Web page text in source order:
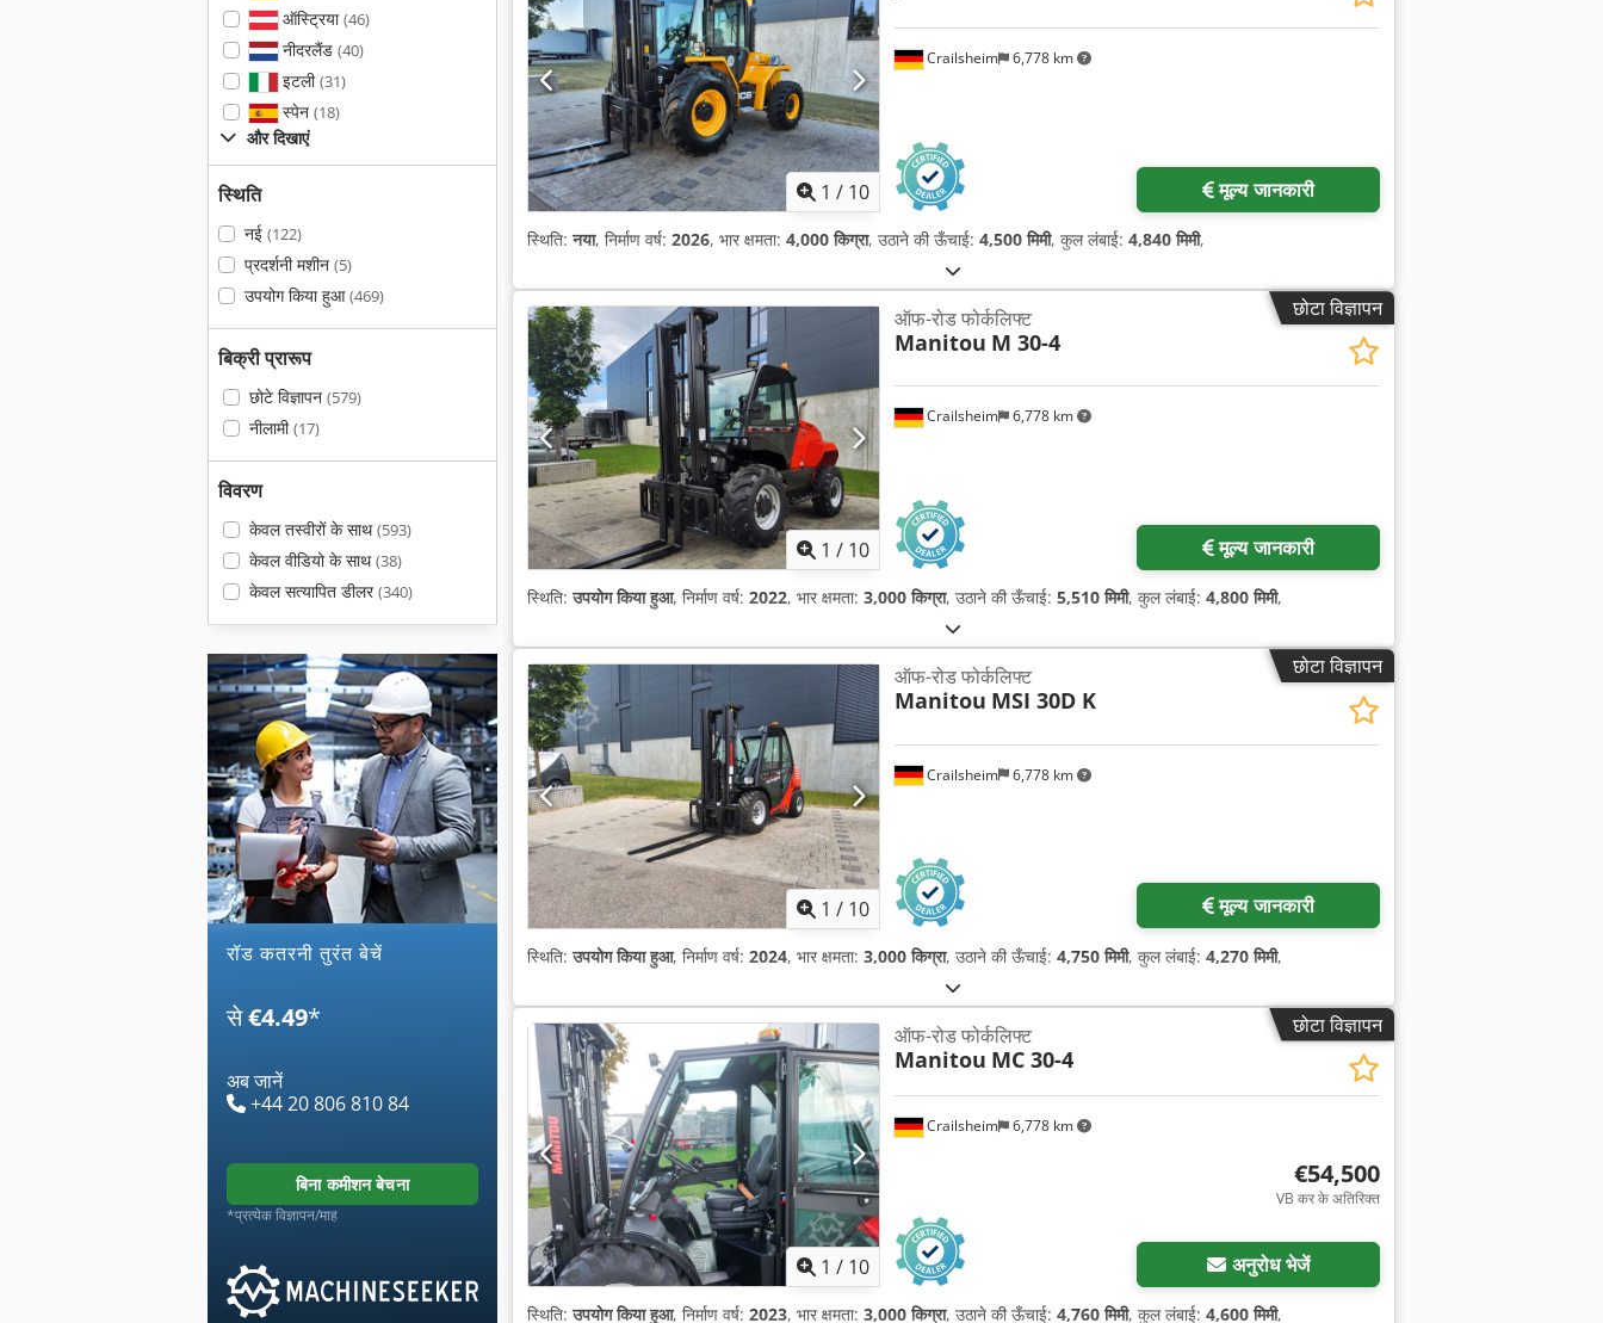
ऑस्ट्रिया(46)
नीदरलैंड (40)
इटली(31)
स्पेन (18)
और दिखाएं
स्थिति
नई (122)
प्रदर्शनी मशीन (5)
उपयोग किया हुआ(469)
बिक्री प्रारूप
छोटे विज्ञापन (579)
नीलामी(17)
विवरण
केवल तस्वीरों के साथ(593)
केवल वीडियो के साथ(38)
केवल सत्यापित डीलर(340)
रॉड कतरनी तुरंत बेचें
से€4.49*
अब जानें
+44 20 806 810 84
बिना कमीशन बेचना
*प्रत्येक विज्ञापन/माह
1 / 10
Crailsheim 6,778 km
मूल्य जानकारी
स्थिति:नया, निर्माण वर्ष: 2026, भार क्षमता: 4,000 किग्रा, उठाने की ऊँचाई: 4,500 मिमी, कुल लंबाई: 4,840 मिमी,
छोटा विज्ञापन
1 / 10
Crailsheim 6,778 km
ऑफ-रोड फोर्कलिफ्ट
Manitou M 30-4
मूल्य जानकारी
स्थिति:उपयोग किया हुआ, निर्माण वर्ष: 2022, भार क्षमता: 3,000 किग्रा, उठाने की ऊँचाई: 5,510 मिमी, कुल लंबाई: 4,800 मिमी,
छोटा विज्ञापन
1 / 10
Crailsheim 6,778 km
ऑफ-रोड फोर्कलिफ्ट
Manitou MSI 30D K
मूल्य जानकारी
स्थिति:उपयोग किया हुआ, निर्माण वर्ष: 2024, भार क्षमता: 3,000 किग्रा, उठाने की ऊँचाई: 4,750 मिमी, कुल लंबाई: 4,270 मिमी,
छोटा विज्ञापन
1 / 10
Crailsheim 6,778 km
ऑफ-रोड फोर्कलिफ्ट
Manitou MC 30-4
€54,500
VB कर के अतिरिक्त
अनुरोध भेजें
स्थिति:उपयोग किया हुआ, निर्माण वर्ष: 2023, भार क्षमता: 3,000 किग्रा, उठाने की ऊँचाई: 4,760 मिमी, कुल लंबाई: 4,600 मिमी,